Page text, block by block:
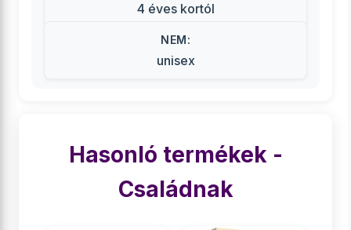
4 éves kortól
NEM:
unisex
Hasonló termékek -
Családnak